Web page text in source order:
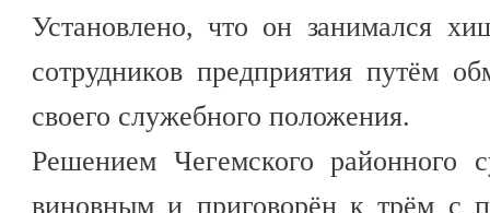
Установлено, что он занимался
сотрудников предприятия путём
своего служебного положения.
Решением Чегемского районного
виновным и приговорён к трём с